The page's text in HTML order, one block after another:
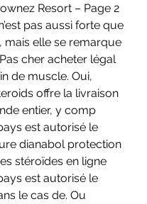
Resort – Page 2
pas aussi forte que
mais elle se remarque
cher acheter légal
de muscle. Oui,
offre la livraison
entier, y comp
est autorisé le
dianabol protection
stéroïdes en ligne
est autorisé le
le cas de. Ou